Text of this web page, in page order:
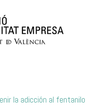
la adicción al fentanilo